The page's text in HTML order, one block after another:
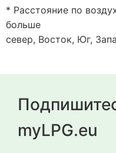
* Расстояние по
больше
север, Восток, Юг,
myLPG.eu